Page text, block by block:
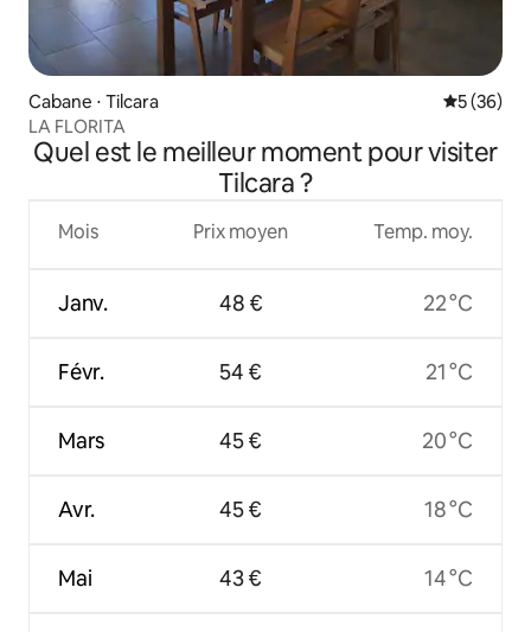
Cabane ⋅ Tilcara
5 (36)
LA FLORITA
Quel est le meilleur moment pour visiter
Tilcara ?
Mois
Janv.
Févr.
Mars
Avr.
Mai
Prix moyen
48 €
54 €
45 €
45 €
43 €
Temp. moy.
22 °C
21 °C
20 °C
18 °C
14 °C